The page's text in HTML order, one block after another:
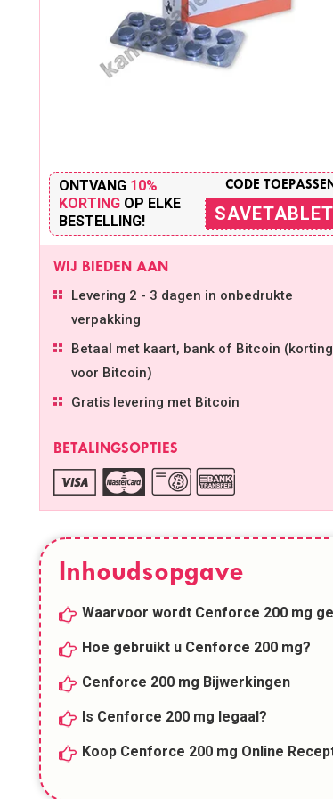
ONTVANG 10%
KORTING OP ELKE
BESTELLING!
CODE TOEPASSEN
WIJ BIEDEN AAN
Levering 2 - 3 dagen in onbedrukte
verpakking
Betaal met kaart, bank of Bitcoin (korting
voor Bitcoin)
Gratis levering met Bitcoin
BETALINGSOPTIES
Inhoudsopgave
Waarvoor wordt Cenforce 200 mg
Hoe gebruikt u Cenforce 200 mg?
Cenforce 200 mg Bijwerkingen
Is Cenforce 200 mg legaal?
Koop Cenforce 200 mg Online